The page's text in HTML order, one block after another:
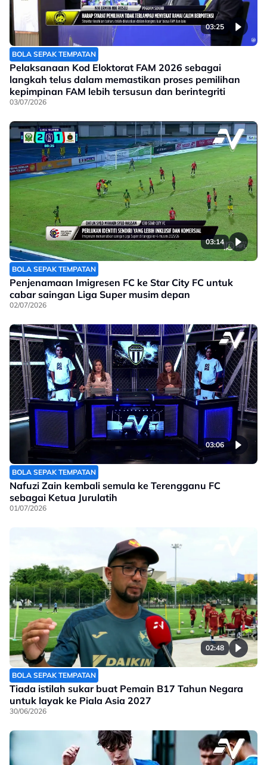
03:25
BOLA SEPAK TEMPATAN
Pelaksanaan Kod Eloktorat FAM 2026 sebagai
langkah telus dalam memastikan proses pemilihan
kepimpinan FAM lebih tersusun dan berintegriti
03/07/2026
03:14
BOLA SEPAK TEMPATAN
Penjenamaan Imigresen FC ke Star City FC untuk
cabar saingan Liga Super musim depan
02/07/2026
03:06
BOLA SEPAK TEMPATAN
Nafuzi Zain kembali semula ke Terengganu FC
sebagai Ketua Jurulatih
01/07/2026
02:48
BOLA SEPAK TEMPATAN
Tiada istilah sukar buat Pemain B17 Tahun Negara
untuk layak ke Piala Asia 2027
30/06/2026